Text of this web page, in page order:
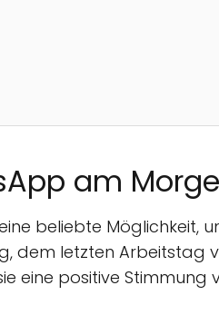
am
beliebte Möglichkeit,
dem letzten Arbeitstag
eine positive Stimmung